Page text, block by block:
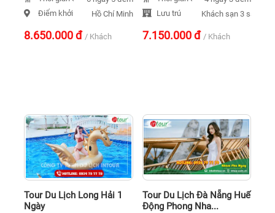
Điểm khởi hành Hồ Chí Minh
8.650.000đ / Khách
Lưu trú
Khách sạn 3 sao
7.150.000đ / Khách
Tour Du Lịch Long Hải 1
Ngày
Tour Du Lịch Đà Nẵng Huế
Động Phong Nha...